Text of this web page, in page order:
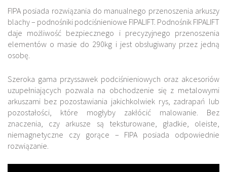
FIPA posiada rozwiązania do manualnego przenoszenia arkuszy
blachy – podnośniki podciśnieniowe FIPALIFT. Podnośnik FIPALIFT
daje możliwość bezpiecznego i precyzyjnego przenoszenia
elementów o masie do 290kg i jest obsługiwany przez jedną
osobę.
Szeroka gama przyssawek podciśnieniowych oraz akcesoriów
uzupełniających pozwala na obchodzenie się z metalowymi
arkuszami bez pozostawiania jakichkolwiek rys, zadrapań lub
pozostałości, które mogłyby zakłócić malowanie. Bez
znaczenia, czy arkusze są teksturowane, gładkie, oleiste,
niemagnetyczne czy gorące – FIPA posiada odpowiednie
rozwiązanie.